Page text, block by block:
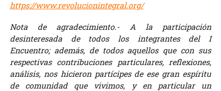
https://www.revolucionintegral.org/
Nota de agradecimiento.- A la participación
desinteresada de todos los integrantes del I
Encuentro; además, de todos aquellos que con sus
respectivas contribuciones particulares, reflexiones,
análisis, nos hicieron partícipes de ese gran espíritu
de comunidad que vivimos, y en particular un